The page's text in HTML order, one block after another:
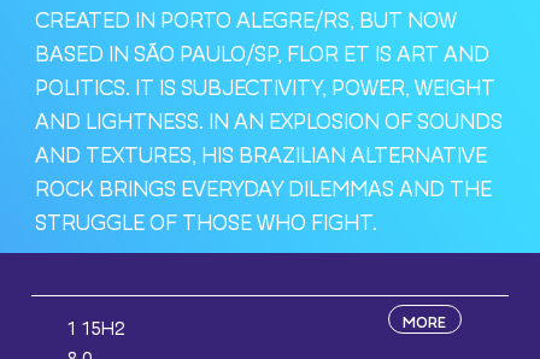
CREATED IN PORTO ALEGRE/RS, BUT NOW
BASED IN SÃO PAULO/SP, FLOR ET IS ART AND
POLITICS. IT IS SUBJECTIVITY, POWER, WEIGHT
AND LIGHTNESS. IN AN EXPLOSION OF SOUNDS
AND TEXTURES, HIS BRAZILIAN ALTERNATIVE
ROCK BRINGS EVERYDAY DILEMMAS AND THE
STRUGGLE OF THOSE WHO FIGHT.
1 15H2
MORE